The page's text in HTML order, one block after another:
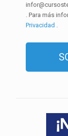
. Para más
Privacidad